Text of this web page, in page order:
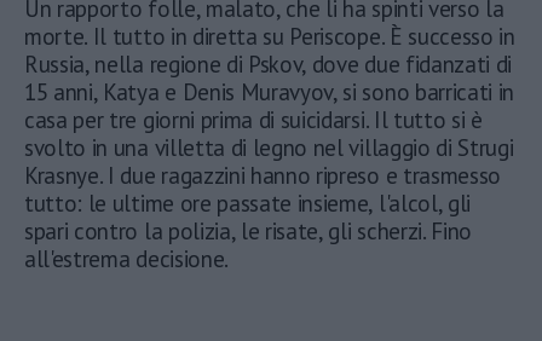
Un rapporto folle, malato, che li ha spinti verso la
morte. Il tutto in diretta su Periscope. È successo in
Russia, nella regione di Pskov, dove due fidanzati di
15 anni, Katya e Denis Muravyov, si sono barricati in
casa per tre giorni prima di suicidarsi. Il tutto si è
svolto in una villetta di legno nel villaggio di Strugi
Krasnye. I due ragazzini hanno ripreso e trasmesso
tutto: le ultime ore passate insieme, l'alcol, gli
spari contro la polizia, le risate, gli scherzi. Fino
all'estrema decisione.